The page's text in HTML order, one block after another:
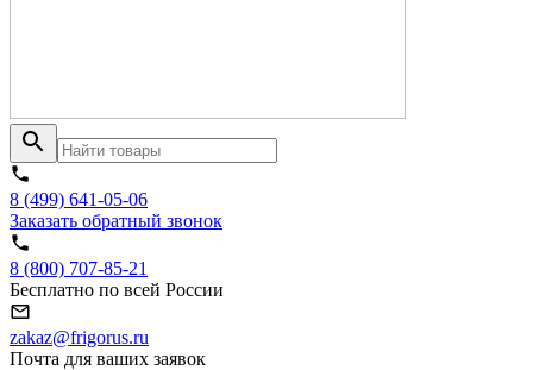
8 (499) 641-05-06
Заказать обратный звонок
8 (800) 707-85-21
Бесплатно по всей России
zakaz@frigorus.ru
Почта для ваших заявок